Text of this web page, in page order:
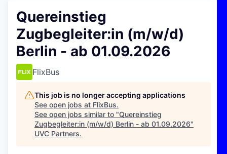
Quereinstieg
Zugbegleiter:in (m/w/d)
Berlin - ab 01.09.2026
FlixBus
This job is no longer accepting applications
See open jobs at FlixBus.
See open jobs similar to "Quereinstieg
Zugbegleiter:in (m/w/d) Berlin - ab 01.09.2026"
UVC Partners.